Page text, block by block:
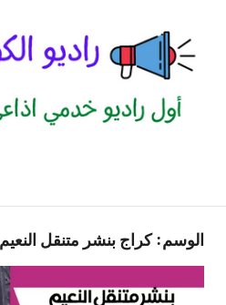
المحتوى
الكويت
للاعلانات
الوسم:كراج بنشر متنقل النعيم